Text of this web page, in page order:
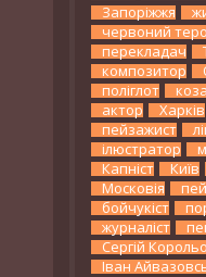
Запоріжжя
червоний
перекладач
композитор
поліглот
актор
Харків
пейзажист
ілюстратор
Капніст
Київ
Московія
бойчукіст
журналіст
Сергій
Іван